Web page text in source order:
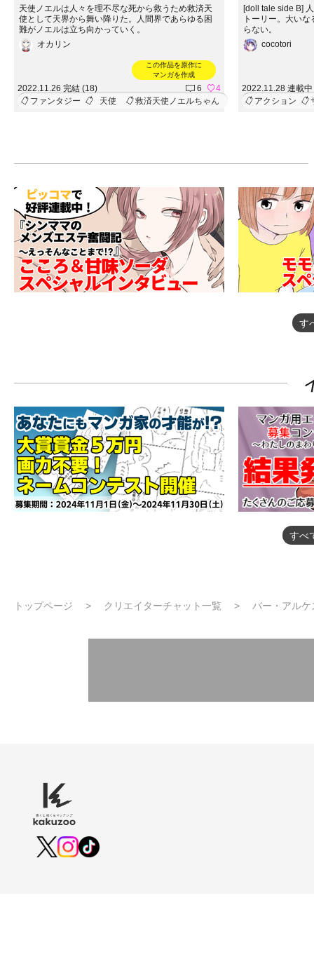
天使ノエルは人々を理不尽な死から救うため救済天
使として天界から舞い降りた。人間界であらゆる困
難がノエルは立ち向かっていく。
オカリン
この作品を原作に
マンガを作成
2022.11.26 完結 (18) 6
4
ファンタジー
天使 救済天使ノエルちゃん
[doll tale side B]
トーリー。大い
らない。
cocotori
2022.11.28 連載
アクション
す
すべ
トップページ クリエイターチャット一覧 バー・アルケ